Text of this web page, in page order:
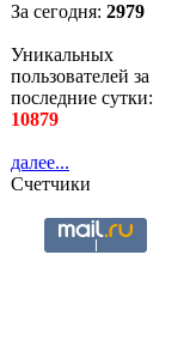
За сегодня: 2980
Уникальных
пользователей за
последние сутки:
10879
далее...
Счетчики